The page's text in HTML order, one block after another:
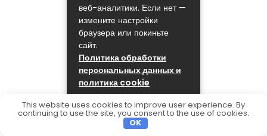
веб-аналитики. Если нет —
измените настройки
браузера или покиньте
сайт.
Политика обработки
персональных данных и
политика cookie
ПРИНЯТЬ
This website uses cookies to improve user experience. By
continuing to use the site, you consent to the use of cookies.
OK